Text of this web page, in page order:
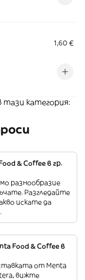
1,60 €
тази категория:
& Coffee в гр.
разнообразие
Разгледайте
искате да
Food & Coffee в
от Menta
вижте